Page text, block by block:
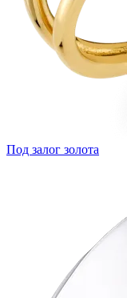
Под залог золота